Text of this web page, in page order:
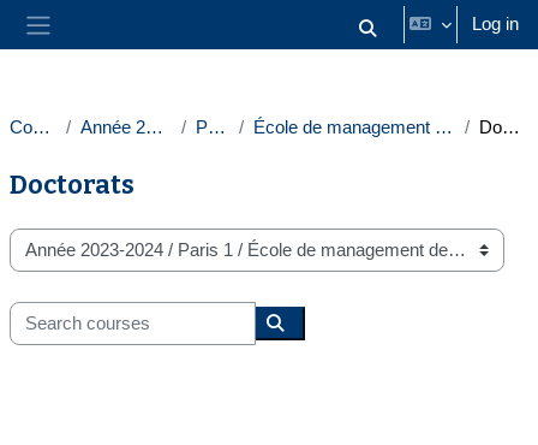
Side panel Toggle search input
Log in
Courses Année 2023-2024 Paris 1 École de management de la Sorbonne Doctorats
Doctorats
Course categories
Search courses